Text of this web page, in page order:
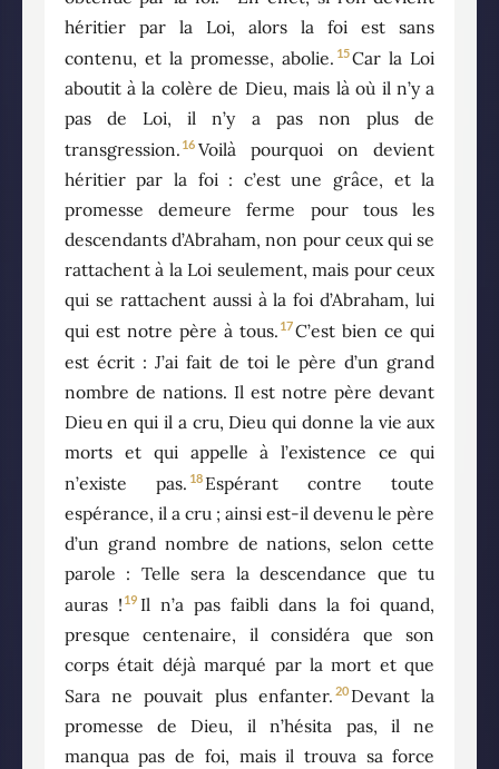
héritier par la Loi, alors la foi est sans
contenu, et la promesse, abolie. 15Car la Loi
aboutit à la colère de Dieu, mais là où il n’y a
pas de Loi, il n’y a pas non plus de
transgression. 16 Voilà pourquoi on devient
héritier par la foi : c’est une grâce, et la
promesse demeure ferme pour tous les
descendants d’Abraham, non pour ceux qui se
rattachent à la Loi seulement, mais pour ceux
qui se rattachent aussi à la foi d’Abraham, lui
qui est notre père à tous. 17C’est bien ce qui
est écrit : J’ai fait de toi le père d’un grand
nombre de nations. Il est notre père devant
Dieu en qui il a cru, Dieu qui donne la vie aux
morts et qui appelle à l’existence ce qui
n’existe pas. 18 Espérant contre toute
espérance, il a cru ; ainsi est-il devenu le père
d’un grand nombre de nations, selon cette
parole : Telle sera la descendance que tu
auras ! 19 Il n’a pas faibli dans la foi quand,
presque centenaire, il considéra que son
corps était déjà marqué par la mort et que
Sara ne pouvait plus enfanter. 20 Devant la
promesse de Dieu, il n’hésita pas, il ne
manqua pas de foi, mais il trouva sa force